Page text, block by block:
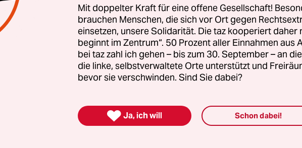
Euro einstrich und dazu ein vierstelliges Honorar
– er darf das. Seine privatwirtschaftlichen
nach seiner Politikkarriere unterliegen keiner
Aber da hört das Verständnis auch auf.
geißelte noch 2015, in seiner Zeit als
für Deutschland“ und prangerte – zu Recht – die Ausbeutung
Arbeitskräfte an. Nur hat sich in den letzten fünf
Mit doppelter Kraft für eine offene Gesellschaft!
brauchen Menschen, die sich vor Ort gegen
einsetzen, unsere Solidarität. Die taz kooperiert daher
beginnt im Zentrum“. 50 Prozent aller Einnahmen aus
bei taz zahl ich gehen – bis zum 30. September – an
die linke, selbstverwaltete Orte unterstützt und
bevor sie verschwinden. Sind Sie dabei?
 Ja, ich will Schon dabei!